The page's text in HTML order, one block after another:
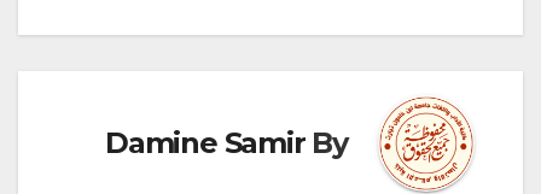
By
Damine Samir